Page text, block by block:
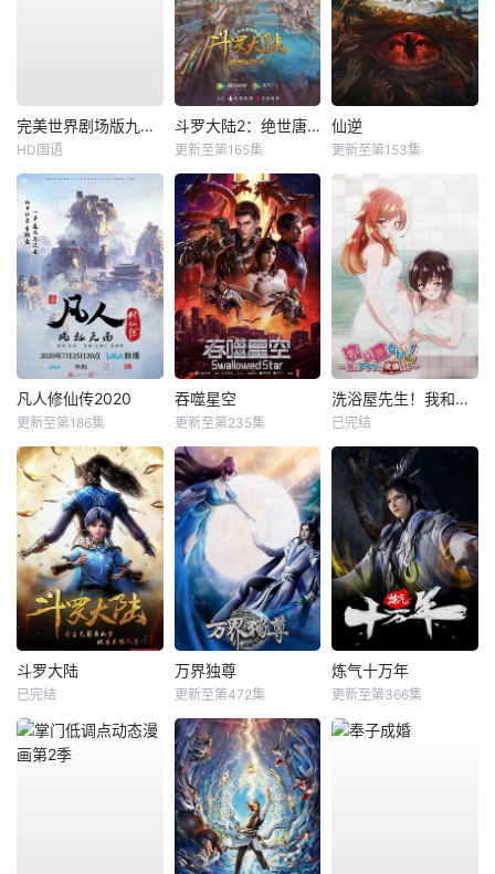
完美世界剧场版九劫焚天
HD国语
斗罗大陆2：绝世唐门
更新至第165集
仙逆
更新至第153集
凡人修仙传2020
更新至第186集
吞噬星空
更新至第235集
洗浴屋先生！我和那家伙在女浴池！？
已完结
斗罗大陆
已完结
万界独尊
更新至第472集
炼气十万年
更新至第366集